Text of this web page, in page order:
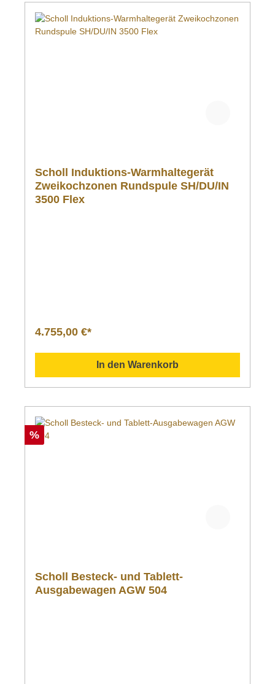
Scholl Induktions-Warmhaltegerät
Zweikochzonen Rundspule SH/DU/IN
3500 Flex
4.755,00 €*
In den Warenkorb
%
Scholl Besteck- und Tablett-
Ausgabewagen AGW 504